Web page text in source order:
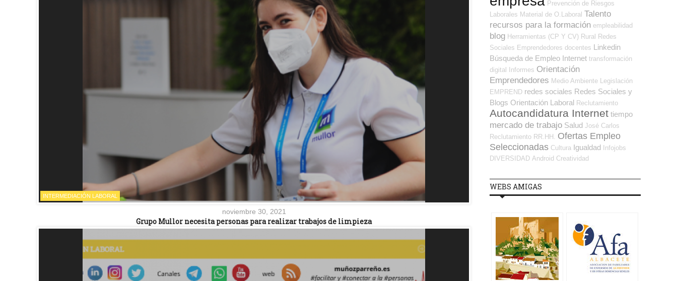
INTERMEDIACIÓN LABORAL
noviembre 30, 2021
Grupo Mullor necesita personas para realizar trabajos de limpieza
Prevención de Riesgos
Laborales Material de O.Laboral Talento
recursos para la formación empleabilidad
blog Herramientas (CP Y CV) Rural
Redes
Sociales Emprendedores docentes Linkedin
Búsqueda de Empleo Internet transformación
digital
Informes Orientación
Emprendedores Medio Ambiente
Legislación
EMPREND redes sociales Redes Sociales y
Blogs Orientación Laboral Reclutamiento
Autocandidatura Internet tiempo
mercado de trabajo Salud José Carlos
Reclutamiento RR.HH.
Ofertas Empleo
Seleccionadas Cultura Igualdad Infojobs
DIVERSIDAD Android Creatividad
WEBS AMIGAS